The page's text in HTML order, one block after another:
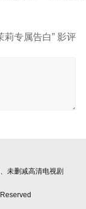
莉专属告白” 影评
未删减高清电视剧